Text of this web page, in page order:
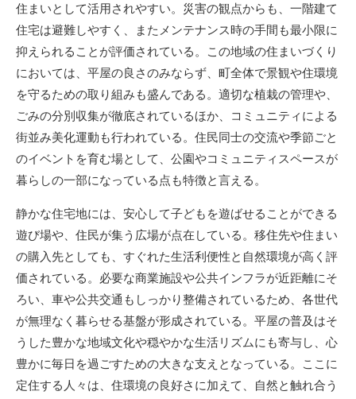
住まいとして活用されやすい。災害の観点からも、一階建て
住宅は避難しやすく、またメンテナンス時の手間も最小限に
抑えられることが評価されている。この地域の住まいづくり
においては、平屋の良さのみならず、町全体で景観や住環境
を守るための取り組みも盛んである。適切な植栽の管理や、
ごみの分別収集が徹底されているほか、コミュニティによる
街並み美化運動も行われている。住民同士の交流や季節ごと
のイベントを育む場として、公園やコミュニティスペースが
暮らしの一部になっている点も特徴と言える。
静かな住宅地には、安心して子どもを遊ばせることができる
遊び場や、住民が集う広場が点在している。移住先や住まい
の購入先としても、すぐれた生活利便性と自然環境が高く評
価されている。必要な商業施設や公共インフラが近距離にそ
ろい、車や公共交通もしっかり整備されているため、各世代
が無理なく暮らせる基盤が形成されている。平屋の普及はそ
うした豊かな地域文化や穏やかな生活リズムにも寄与し、心
豊かに毎日を過ごすための大きな支えとなっている。ここに
定住する人々は、住環境の良好さに加えて、自然と触れ合う